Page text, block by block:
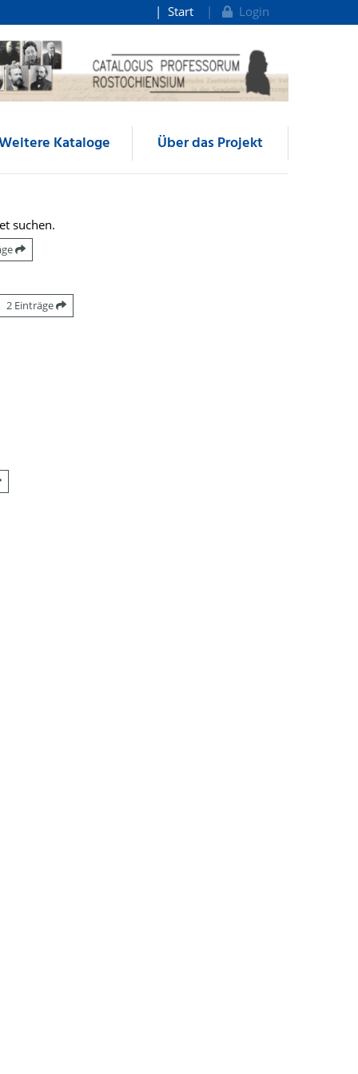
Start Login
Kataloge Über das Projekt
suchen.
2 Einträge